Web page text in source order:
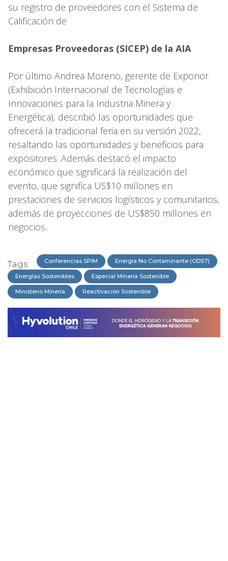
su registro de proveedores con el Sistema de
Calificación de
Empresas Proveedoras (SICEP) de la AIA
Por último Andrea Moreno, gerente de Exponor
(Exhibición Internacional de Tecnologías e
Innovaciones para la Industria Minera y
Energética), describió las oportunidades que
ofrecerá la tradicional feria en su versión 2022,
resaltando las oportunidades y beneficios para
expositores. Además destacó el impacto
económico que significará la realización del
evento, que significa US$10 millones en
prestaciones de servicios logísticos y comunitarios,
además de proyecciones de US$850 millones en
negocios.
Tags: Conferencias SPIM Energía No Contaminante (ODS7)
Energías Sostenibles Especial Minería Sostenible
Ministerio Minería Reactivación Sostenible